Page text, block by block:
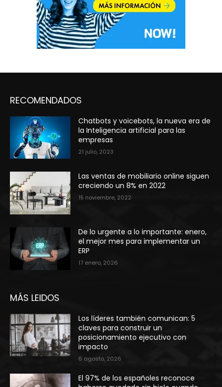
RECOMENDADOS
Chatbots y voicebots, la nueva era de
la Inteligencia artificial para las
empresas
21 julio, 2023
Las ventas de mobiliario online siguen
creciendo un 8% en 2022
15 noviembre, 2022
De lo urgente a lo importante: enero,
el mejor mes para implementar un
ERP
17 enero, 2026
MÁS LEIDOS
Los líderes también comunican: 5
claves para construir un
posicionamiento ejecutivo con
impacto
6 agosto, 2026
El 97% de los españoles reconoce